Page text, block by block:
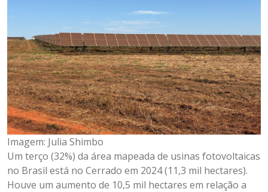
Imagem: Julia Shimbo
Um terço (32%) da área mapeada de usinas fotovoltaicas
no Brasil está no Cerrado em 2024 (11,3 mil hectares).
Houve um aumento de 10,5 mil hectares em relação a